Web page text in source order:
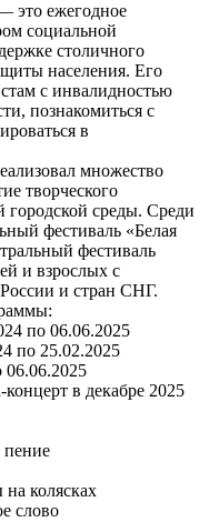
это ежегодное
социальной
столичного
населения. Его
с инвалидностью
познакомиться с
в
множество
творческого
городской среды. Среди
фестиваль «Белая
фестиваль
и взрослых с
и стран СНГ.
по 06.06.2025
по 25.02.2025
в декабре 2025
колясках
слово